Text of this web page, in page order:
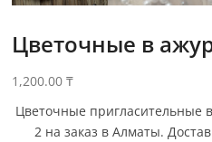
Цветочные в
1,200.00₸
Цветочные пригласительные
2 на заказ в Алматы.